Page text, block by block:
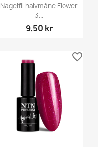
Nagelfil halvmåne Flower
3...
9,50 kr
favorite_border